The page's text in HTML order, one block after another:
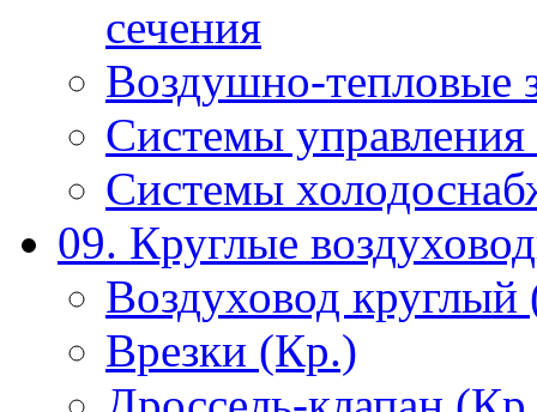
сечения
Воздушно-тепловые
Системы
Системы
09. Круглые
Воздуховод
Врезки (Кр.)